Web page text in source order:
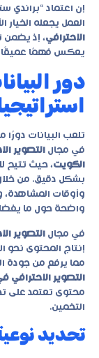
إن اعتماد “براندي
العمل يجعله
الاحترافي، إذ يضمن
يعكس فهمًا عميقًا
دور
تلعب البيانات
في مجال التصوير
الكويت، حيث تتيح
بشكل دقيق. من خلال
وأوقات المشاهدة،
واضحة حول ما
في مجال التصوير
إنتاج المحتوى نحو
مما يرفع من جودة
التصوير الاحترافي
محتوى تعتمد على
التخمين.
تحديد